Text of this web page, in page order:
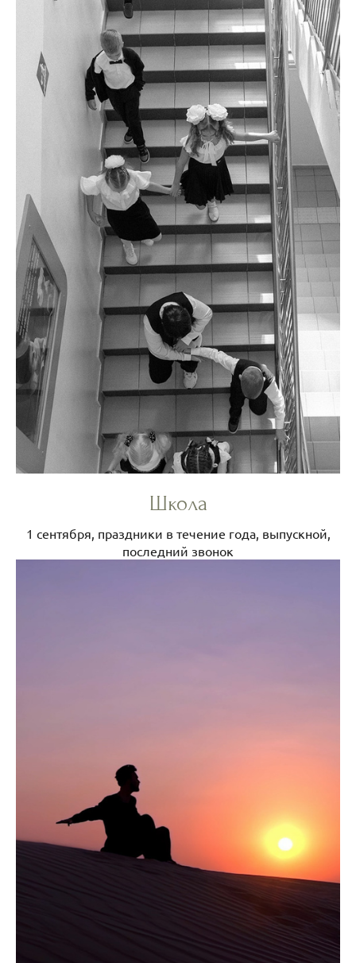
Школа
1 сентября, праздники в течение года, выпускной,
последний звонок